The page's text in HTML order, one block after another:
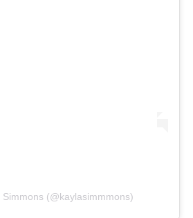
(@kaylasimmmons)